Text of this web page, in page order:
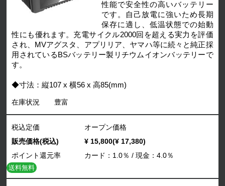
性能で安全性の高いバッテリー
です。自己放電に強いため長期
保存に適し、低温状態での始動
性にも優れます。充電サイクル2000回を超える実力を評価
され、MVアグスタ、アプリリア、ヤマハ等に続々と純正採
用されているBSバッテリー製リチウムイオンバッテリーで
す。
◆寸法：縦107 x 横56 x 高85(mm)
在庫状況 豊富
税込定価
オープン価格
販売価格(税込)
¥ 15,800(¥ 17,380)
ポイント還元率
カード：1.0％ / 現金：4.0％
送料無料